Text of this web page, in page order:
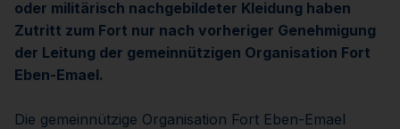
oder militärisch nachgebildeter Kleidung haben
Zutritt zum Fort nur nach vorheriger Genehmigung
der Leitung der gemeinnützigen Organisation Fort
Eben-Emael.
Die gemeinnützige Organisation Fort Eben-Emael